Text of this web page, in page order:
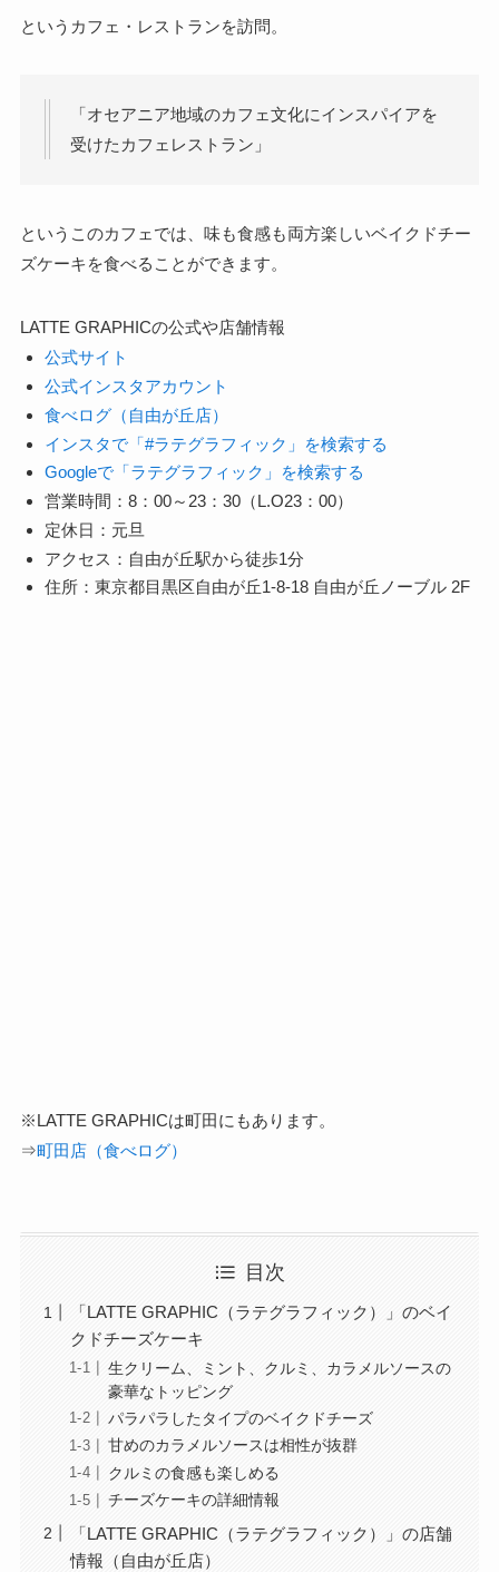
というカフェ・レストランを訪問。
「オセアニア地域のカフェ文化にインスパイアを
受けたカフェレストラン」
というこのカフェでは、味も食感も両方楽しいベイクドチー
ズケーキを食べることができます。
LATTE GRAPHICの公式や店舗情報
公式サイト
公式インスタアカウント
食べログ（自由が丘店）
インスタで「#ラテグラフィック」を検索する
Googleで「ラテグラフィック」を検索する
営業時間：8：00～23：30（L.O23：00）
定休日：元旦
アクセス：自由が丘駅から徒歩1分
住所：東京都目黒区自由が丘1-8-18 自由が丘ノーブル 2F
※LATTE GRAPHICは町田にもあります。
⇒町田店（食べログ）
目次
「LATTE GRAPHIC（ラテグラフィック）」のベイ
クドチーズケーキ
生クリーム、ミント、クルミ、カラメルソースの
豪華なトッピング
パラパラしたタイプのベイクドチーズ
甘めのカラメルソースは相性が抜群
クルミの食感も楽しめる
チーズケーキの詳細情報
「LATTE GRAPHIC（ラテグラフィック）」の店舗
情報（自由が丘店）